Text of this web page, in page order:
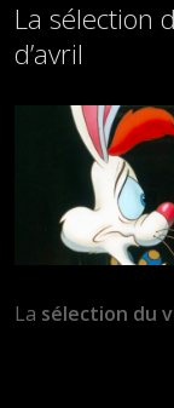
La sélection
d’avril
La sélection du